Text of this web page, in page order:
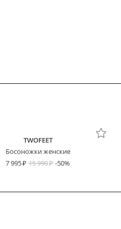
TWOFEET
Босоножки женские
7 995
15 990 -50%